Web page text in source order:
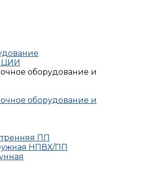
оборудование и
оборудование и
ПП
НПВХ/ПП